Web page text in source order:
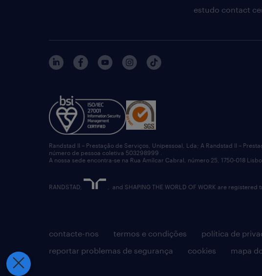
estudo contact
contacte-nos termos e condições política de
reportar problemas de segurança
cookies mapa
Randstad II – Prestação de Serviços, Unipessoal, Lda; A Randstad II –
número de pessoa coletiva 503298999 .
A nossa sede encontra-se na Rua Amílcar Cabral, número 25, 1750-018
RANDSTAD, , and SHAPING THE WORLD OF WORK are